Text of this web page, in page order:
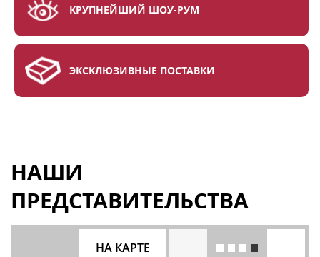
КРУПНЕЙШИЙ ШОУ-РУМ
ЭКСКЛЮЗИВНЫЕ ПОСТАВКИ
НАШИ
ПРЕДСТАВИТЕЛЬСТВА
НА КАРТЕ